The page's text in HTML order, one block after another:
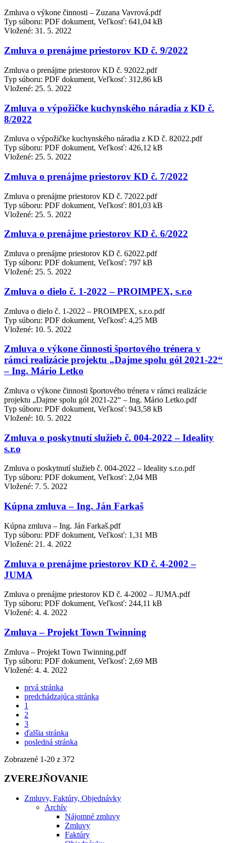
Zmluva o výkone činnosti – Zuzana Vavrová.pdf
Typ súboru: PDF dokument, Veľkosť: 641,04 kB
Vložené: 31. 5. 2022
Zmluva o prenájme priestorov KD č. 9/2022
Zmluva o prenájme priestorov KD č. 92022.pdf
Typ súboru: PDF dokument, Veľkosť: 312,86 kB
Vložené: 25. 5. 2022
Zmluva o výpožičke kuchynského náradia z KD č.
8/2022
Zmluva o výpožičke kuchynského náradia z KD č. 82022.pdf
Typ súboru: PDF dokument, Veľkosť: 426,12 kB
Vložené: 25. 5. 2022
Zmluva o prenájme priestorov KD č. 7/2022
Zmluva o prenájme priestorov KD č. 72022.pdf
Typ súboru: PDF dokument, Veľkosť: 801,03 kB
Vložené: 25. 5. 2022
Zmluva o prenájme priestorov KD č. 6/2022
Zmluva o prenájme priestorov KD č. 62022.pdf
Typ súboru: PDF dokument, Veľkosť: 797 kB
Vložené: 25. 5. 2022
Zmluva o dielo č. 1-2022 – PROIMPEX, s.r.o
Zmluva o dielo č. 1-2022 – PROIMPEX, s.r.o.pdf
Typ súboru: PDF dokument, Veľkosť: 4,25 MB
Vložené: 10. 5. 2022
Zmluva o výkone činnosti športového trénera v
rámci realizácie projektu „Dajme spolu gól 2021-22“
– Ing. Mário Letko
Zmluva o výkone činnosti športového trénera v rámci realizácie
projektu „Dajme spolu gól 2021-22“ – Ing. Mário Letko.pdf
Typ súboru: PDF dokument, Veľkosť: 943,58 kB
Vložené: 10. 5. 2022
Zmluva o poskytnutí služieb č. 004-2022 – Ideality
s.r.o
Zmluva o poskytnutí služieb č. 004-2022 – Ideality s.r.o.pdf
Typ súboru: PDF dokument, Veľkosť: 2,04 MB
Vložené: 7. 5. 2022
Kúpna zmluva – Ing. Ján Farkaš
Kúpna zmluva – Ing. Ján Farkaš.pdf
Typ súboru: PDF dokument, Veľkosť: 1,31 MB
Vložené: 21. 4. 2022
Zmluva o prenájme priestorov KD č. 4-2002 –
JUMA
Zmluva o prenájme priestorov KD č. 4-2002 – JUMA.pdf
Typ súboru: PDF dokument, Veľkosť: 244,11 kB
Vložené: 4. 4. 2022
Zmluva – Projekt Town Twinning
Zmluva – Projekt Town Twinning.pdf
Typ súboru: PDF dokument, Veľkosť: 2,69 MB
Vložené: 4. 4. 2022
prvá stránka
predchádzajúca stránka
1
2
3
ďalšia stránka
posledná stránka
Zobrazené 1-20 z 372
ZVEREJŇOVANIE
Zmluvy, Faktúry, Objednávky
Archív
Nájomné zmluvy
Zmluvy
Faktúry